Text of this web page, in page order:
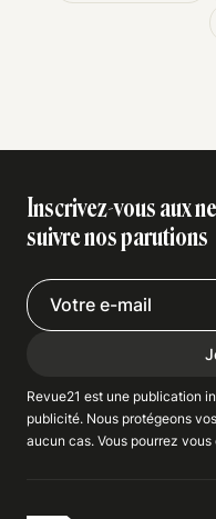
Inscrivez-vous aux
suivre nos parutions
Revue21 est une publication
publicité. Nous protégeons
aucun cas. Vous pourrez vous